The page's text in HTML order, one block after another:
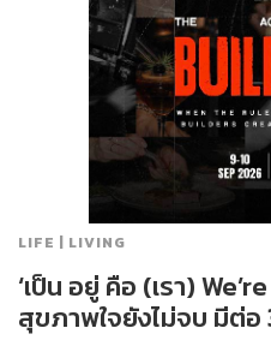
LIFE | LIVING
‘เป็น อยู่ คือ (เรา)
สุขภาพใจยังไม่จบ มีต่อ